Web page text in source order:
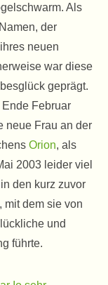
Als
der
neuen
war diese
geprägt.
Februar
neue Frau an der
Orion, als
2003 leider viel
den kurz zuvor
, mit dem sie von
und
führte.